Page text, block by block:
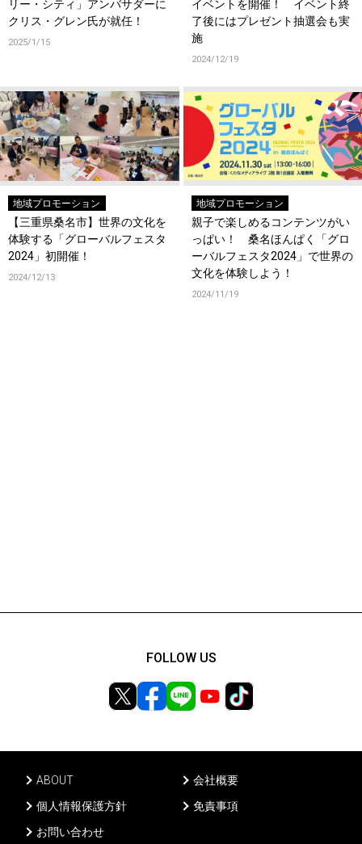
リー・シティ」アンバサダーに
クリス・グレン氏が就任！
2025/1/15
イベントを開催！ イベント終
了後にはプレゼント抽選会も実
施
2024/12/19
地域プロモーション
【三重県桑名市】世界の文化を
体験する「グローバルフェスタ
2024」初開催！
2024/12/13
地域プロモーション
親子で楽しめるコンテンツがい
っぱい！ 桑名ほんぱく「グロ
ーバルフェスタ2024」で世界の
文化を体験しよう！
2024/11/19
ABOUT
会社概要
個人情報保護方針
免責事項
お問い合わせ
FOLLOW US